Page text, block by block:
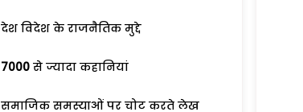
देश विदेश के राजनैतिक मुद्दे
7000 से ज्यादा कहानियां
समाजिक समस्याओं पर चोट करते लेख